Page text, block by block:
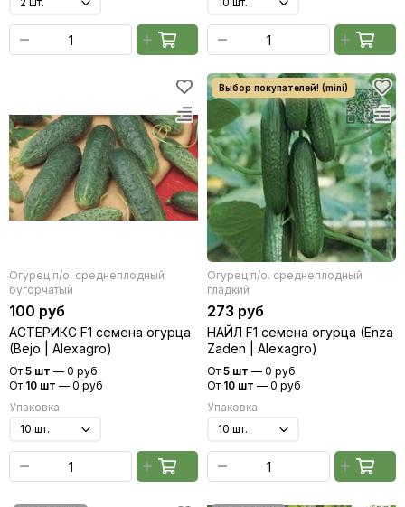
Огурец п/о. среднеплодный
бугорчатый
100 руб
АСТЕРИКС F1 семена огурца
(Bejo | Alexagro)
От 5 шт — 0 руб
От 10 шт — 0 руб
Упаковка
Огурец п/о. среднеплодный
гладкий
273 руб
НАЙЛ F1 семена огурца (Enza
Zaden | Alexagro)
От 5 шт — 0 руб
От 10 шт — 0 руб
Упаковка